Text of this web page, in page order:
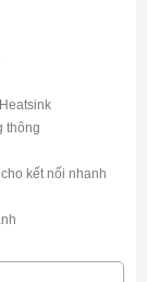
thông
kết nối nhanh
quạt lai với FAN